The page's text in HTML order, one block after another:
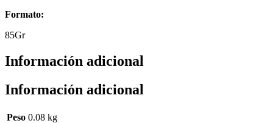
Formato:
85Gr
Información adicional
Información adicional
Peso 0.08 kg